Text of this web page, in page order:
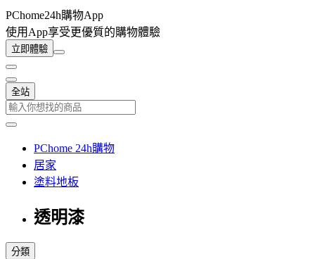
PChome24h購物App
使用App享受更優質的購物體驗
立即體驗
全站
PChome 24h購物
居家
塗料地板
透明漆
分類